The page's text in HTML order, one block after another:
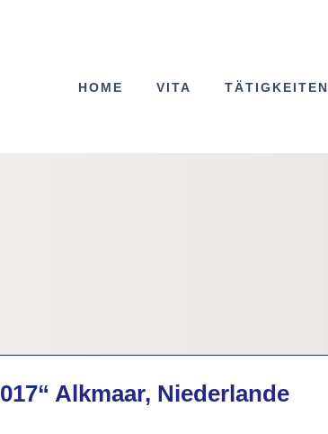
HOME VITA TÄTIGKEITEN
Alkmaar, Niederlande